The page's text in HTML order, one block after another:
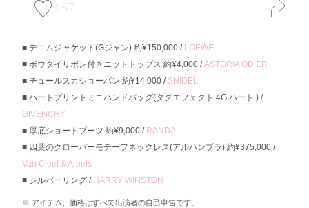
157
デニムジャケット(Gジャン) 約¥150,000 / LOEWE
ボウタイリボン付きニットトップス 約¥4,000 /ASTORIA ODIER
チュールスカショーパン 約¥14,000 / SNIDEL
ハートプリントミニハンドバッグ(タグエフェクト 4G ハート ) /
GIVENCHY
厚底ショートブーツ 約¥9,000 / RANDA
四葉のクローバーモチーフネックレス(アルハンブラ) 約¥375,000 /
Van Cleef & Arpels
シルバーリング / HARRY WINSTON
アイテム、価格はすべて出演者の自己申告です。